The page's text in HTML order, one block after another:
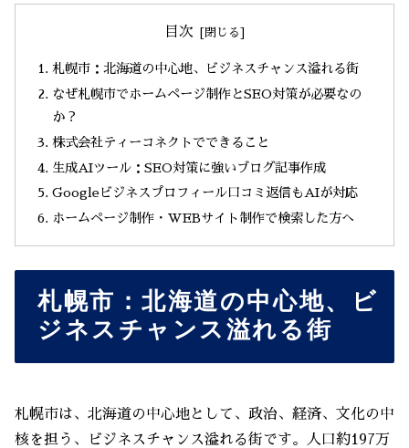
目次
札幌市：北海道の中心地、ビジネスチャンス溢れる街
なぜ札幌市でホームページ制作とSEO対策が必要なの
か？
株式会社ティーコネクトでできること
生成AIツール：SEO対策に強いブログ記事作成
Googleビジネスプロフィール口コミ返信もAIが対応
ホームページ制作・WEBサイト制作で検索した方へ
札幌市：北海道の中心地、ビ
ジネスチャンス溢れる街
札幌市は、北海道の中心地として、政治、経済、文化の中
核を担う、ビジネスチャンス溢れる街です。人口約197万